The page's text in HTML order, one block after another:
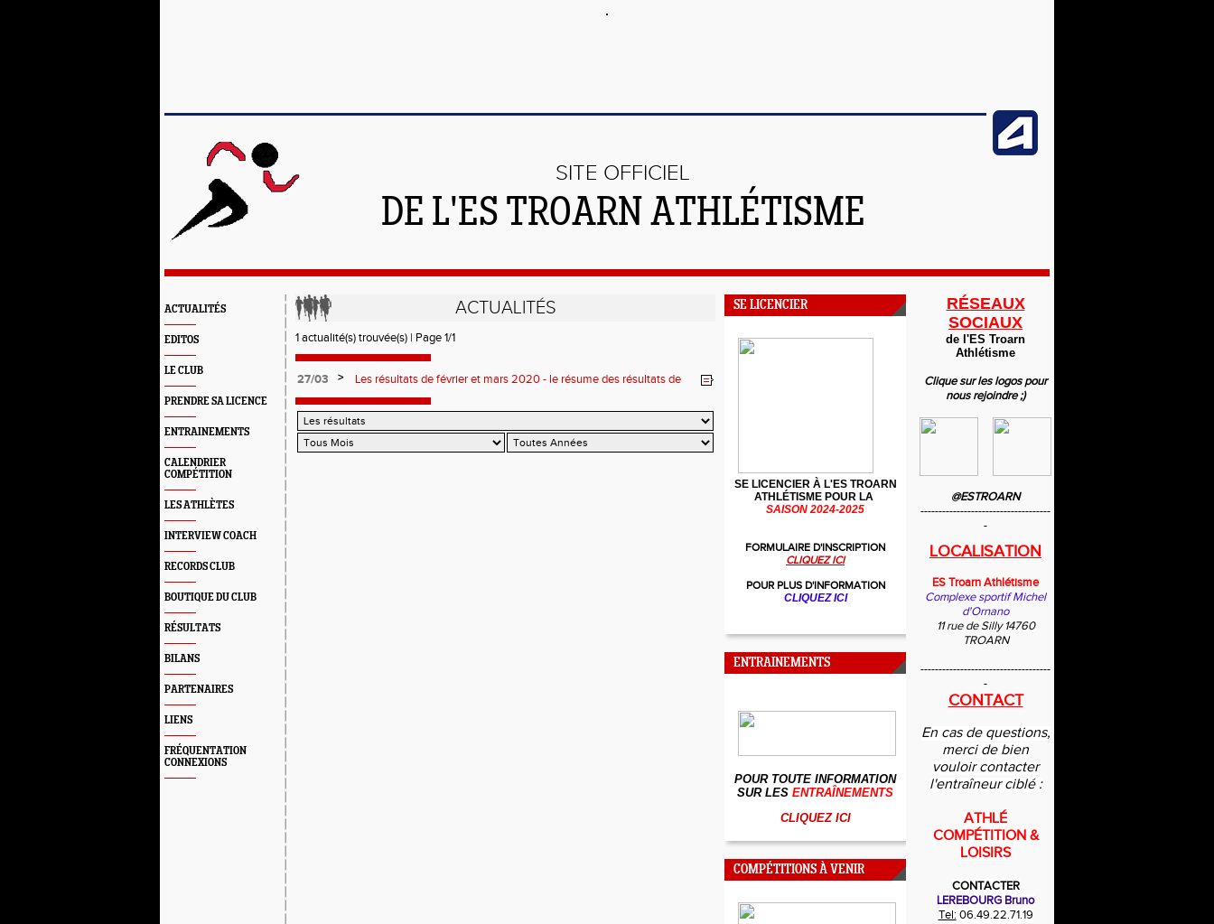
SITE OFFICIEL
DE L'ES TROARN ATHLÉTISME
ACTUALITÉS
EDITOS
LE CLUB
PRENDRE SA LICENCE
ENTRAINEMENTS
CALENDRIER
COMPÉTITION
LES ATHLÈTES
INTERVIEW COACH
RECORDS CLUB
BOUTIQUE DU CLUB
RÉSULTATS
BILANS
PARTENAIRES
LIENS
FRÉQUENTATION
CONNEXIONS
ACTUALITÉS
1 actualité(s) trouvée(s) | Page 1/1
27/03 >
Les résultats de février et mars 2020 - le résume des résultats de
SE LICENCIER
SE LICENCIER À L'ES TROARN
ATHLÉTISME POUR LA
SAISON 2024-2025
FORMULAIRE D'INSCRIPTION
CLIQUEZ ICI
POUR PLUS D'INFORMATION
CLIQUEZ ICI
ENTRAINEMENTS
POUR TOUTE INFORMATION
SUR LES ENTRAÎNEMENTS
CLIQUEZ ICI
COMPÉTITIONS À VENIR
RÉSEAUX
SOCIAUX
de l'ES Troarn
Athlétisme
Clique sur les logos pour
nous rejoindre ;)
@ESTROARN
------------------------------------
-
LOCALISATION
ES Troarn Athlétisme
Complexe sportif Michel
d'Ornano
11 rue de Silly 14760
TROARN
------------------------------------
-
CONTACT
En cas de questions,
merci de bien
vouloir contacter
l'entraîneur ciblé :
ATHLÉ
COMPÉTITION &
LOISIRS
CONTACTER
LEREBOURG Bruno
Tel: 06.49.22.71.19